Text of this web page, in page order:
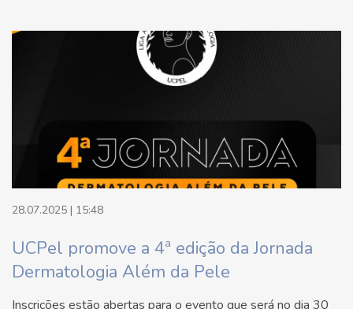
28.07.2025 | 15:48
UCPel promove a 4ª edição da Jornada
Dermatologia Além da Pele
Inscrições estão abertas para o evento que será no dia 30